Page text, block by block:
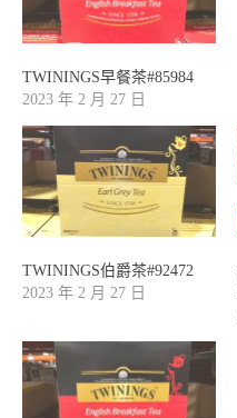
TWININGS早餐茶#85984
2023 年 2 月 27 日
TWININGS伯爵茶#92472
2023 年 2 月 27 日